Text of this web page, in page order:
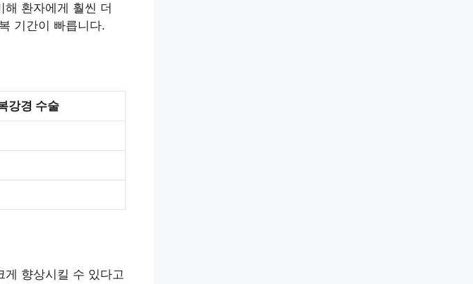
환자에게 훨씬 더
기간이 빠릅니다.
강경 수술
향상시킬 수 있다고